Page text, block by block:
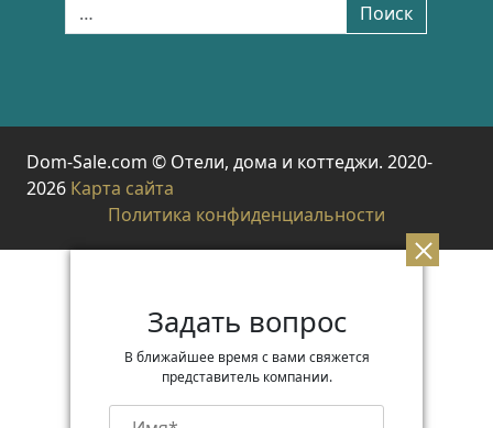
Поиск
Dom-Sale.com © Отели, дома и коттеджи. 2020-
2026 Карта сайта
Политика конфиденциальности
Задать вопрос
В ближайшее время с вами свяжется
представитель компании.